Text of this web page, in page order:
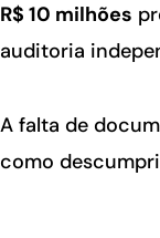
R$ 10 milhões
auditoria
A falta de
como